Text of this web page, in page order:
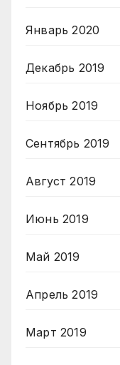
Январь 2020
Декабрь 2019
Ноябрь 2019
Сентябрь 2019
Август 2019
Июнь 2019
Май 2019
Апрель 2019
Март 2019